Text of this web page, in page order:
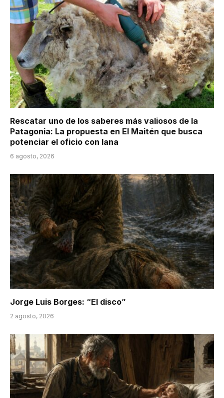
Rescatar uno de los saberes más valiosos de la
Patagonia: La propuesta en El Maitén que busca
potenciar el oficio con lana
6 agosto, 2026
Jorge Luis Borges: “El disco”
2 agosto, 2026